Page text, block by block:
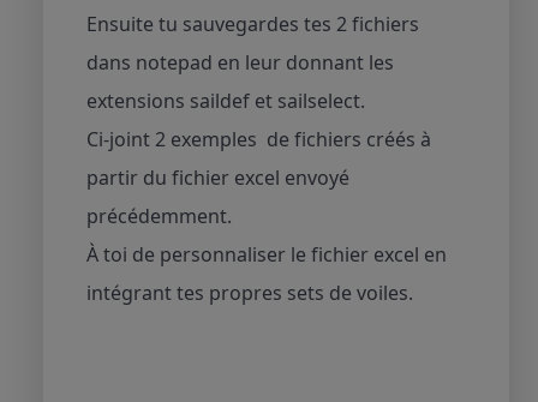
Ensuite tu sauvegardes tes 2 fichiers
dans notepad en leur donnant les
extensions saildef et sailselect.
Ci-joint 2 exemples de fichiers créés à
partir du fichier excel envoyé
précédemment.
À toi de personnaliser le fichier excel en
intégrant tes propres sets de voiles.